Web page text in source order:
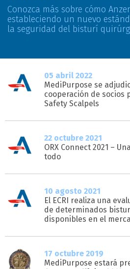
Conozca más sobre cómo
estableciendo un nuevo
la seguridad del bisturí
05 abril 2022
MediPurpose se
cooperación de socios
Safety Scalpels
22 octubre 2021
ORX Connect 2021 –
todo
10 agosto 2021
El ECRI realiza una
de determinados
disponibles en el
17 octubre 2019
MediPurpose estará